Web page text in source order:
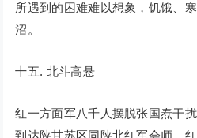
所遇到的困难难以想象，饥饿、
沼。
十五. 北斗高悬
红一方面军八千人摆脱张国焘干